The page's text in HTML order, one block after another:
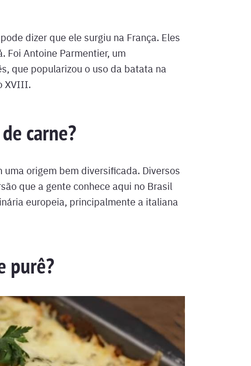
dizer que ele surgiu na França. Eles
Foi Antoine Parmentier, um
que popularizou o uso da batata na
XVIII.
carne?
uma origem bem diversificada. Diversos
que a gente conhece aqui no Brasil
europeia, principalmente a italiana
purê?